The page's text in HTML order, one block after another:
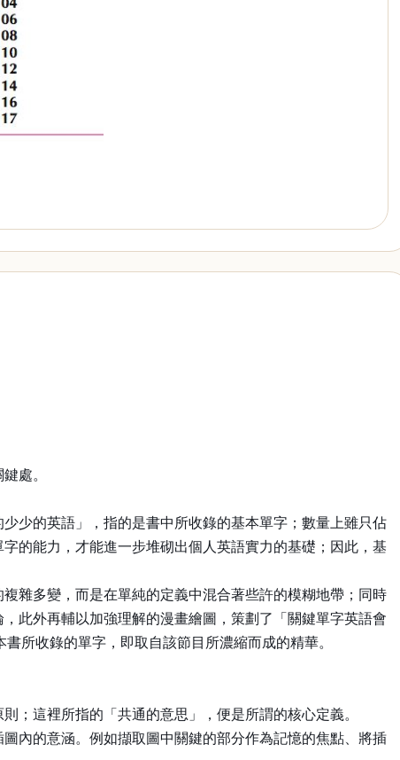
處。
少的英語」，指的是書中所收錄的基本單字；數量上雖只佔
的能力，才能進一步堆砌出個人英語實力的基礎；因此，基
雜多變，而是在單純的定義中混合著些許的模糊地帶；同時
此外再輔以加強理解的漫畫繪圖，策劃了「關鍵單字英語會
所收錄的單字，即取自該節目所濃縮而成的精華。
；這裡所指的「共通的意思」，便是所謂的核心定義。
內的意涵。例如擷取圖中關鍵的部分作為記憶的焦點、將插